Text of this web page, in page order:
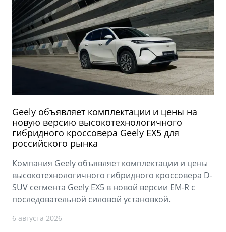
Geely объявляет комплектации и цены на
новую версию высокотехнологичного
гибридного кроссовера Geely EX5 для
российского рынка
Компания Geely объявляет комплектации и цены
высокотехнологичного гибридного кроссовера D-
SUV сегмента Geely EX5 в новой версии EM-R с
последовательной силовой установкой.
6 августа 2026